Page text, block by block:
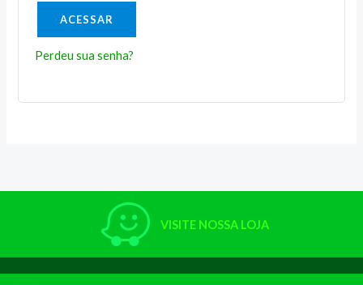
ACESSAR
Perdeu sua senha?
VISITE NOSSA LOJA